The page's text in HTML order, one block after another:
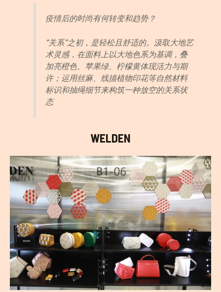
疫情后的时尚有何转变和趋势？
“关系”之初，是轻松且舒适的。汲取大地艺
术灵感，在面料上以大地色系为基调，叠
加亮橙色、苹果绿、柠檬黄体现活力与期
许；运用丝麻、线描植物印花等自然材料
标识和抽绳细节来构筑一种放空的关系状
态
WELDEN